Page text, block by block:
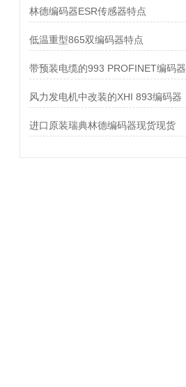
林德编码器ESR传感器特点
低温重型865双编码器特点
带预装电缆的993 PROFINET编码器
风力发电机中改装的XHI 893编码器
进口原装瑞典林德编码器现货现货